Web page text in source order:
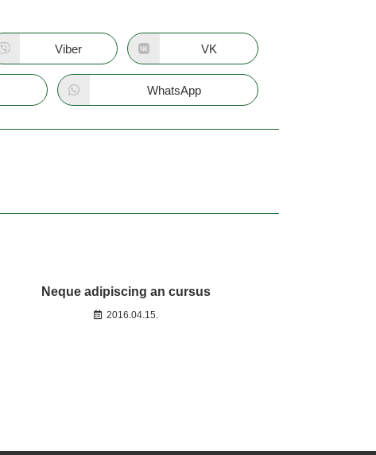
Viber VK
WhatsApp
Neque adipiscing an cursus
2016.04.15.